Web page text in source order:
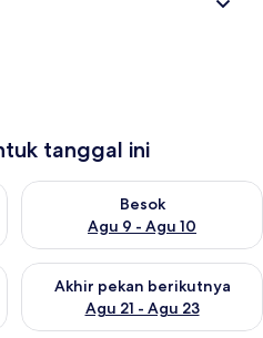
tanggal ini
ini Agu 8 - Agu 9
Besok
Agu 9 - Agu 10
Periksa ketersediaan untuk
pekan ini Agu 14 - Agu 16
Akhir pekan berikutnya
Agu 21 - Agu 23
Periksa ketersediaan untuk